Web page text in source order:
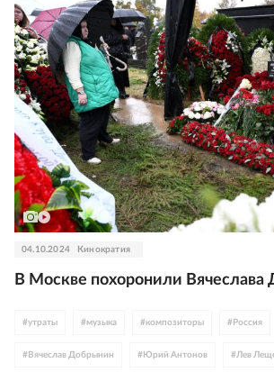
#Люся Чеботина Алсу певица Пелагея #
#Эминем #Джастин Тимберлейк #Энрике
#Стинг #Джаред Лето # Дженнифер Лопес #
Ариана Гранде #Дуа Липа #Тейлор Свифт #
# Мадонна #эротика #поп #эстрада #
# рэп
04.10.2024 Кинократия
В Москве похоронили Вячеслава
#утраты #музыка #композиторы # Россия
# Вячеслав Добрынин # Юрий Антонов # Лев